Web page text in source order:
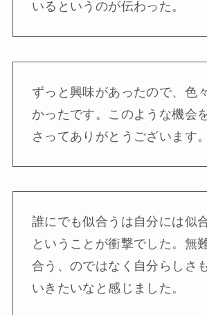
いるというのが伝わった。
ずっと興味があったので、色
かったです。このような機会
さってありがとうございます。
誰にでも似合うは自分には似
ということが衝撃でした。無
合う、のではなく自分らしさ
いきたいなと感じました。